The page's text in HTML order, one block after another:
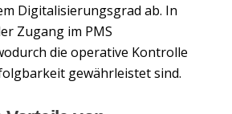
Digitalisierungsgrad ab. In
Zugang im PMS
die operative Kontrolle
gewährleistet sind.